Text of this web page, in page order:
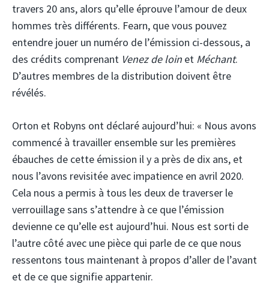
travers 20 ans, alors qu’elle éprouve l’amour de deux
hommes très différents. Fearn, que vous pouvez
entendre jouer un numéro de l’émission ci-dessous, a
des crédits comprenant Venez de loin et Méchant.
D’autres membres de la distribution doivent être
révélés.
Orton et Robyns ont déclaré aujourd’hui: « Nous avons
commencé à travailler ensemble sur les premières
ébauches de cette émission il y a près de dix ans, et
nous l’avons revisitée avec impatience en avril 2020.
Cela nous a permis à tous les deux de traverser le
verrouillage sans s’attendre à ce que l’émission
devienne ce qu’elle est aujourd’hui. Nous est sorti de
l’autre côté avec une pièce qui parle de ce que nous
ressentons tous maintenant à propos d’aller de l’avant
et de ce que signifie appartenir.